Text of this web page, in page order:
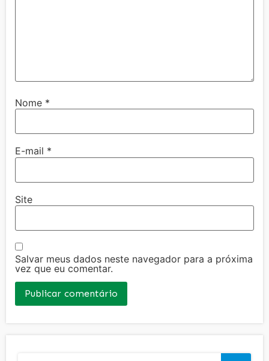
Nome *
E-mail *
Site
Salvar meus dados neste navegador para a próxima
vez que eu comentar.